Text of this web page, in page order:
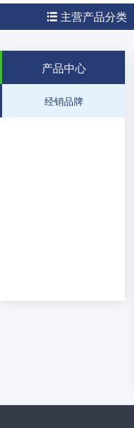
 主营产品分类
产品中心
经销品牌